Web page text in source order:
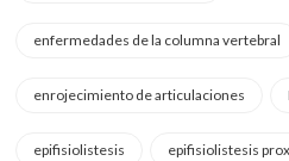
enfermedades de la columna vertebral
enrojecimiento de articulaciones
epifisiolistesis epifisiolistesis